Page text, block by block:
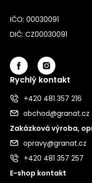
IČO: 00030091
DIČ: CZ00030091
Rychlý kontakt
+420 481 357 216
obchod@granat.cz
Zakázková výroba,
opravy@granat.cz
+420 481 357 257
E-shop kontakt